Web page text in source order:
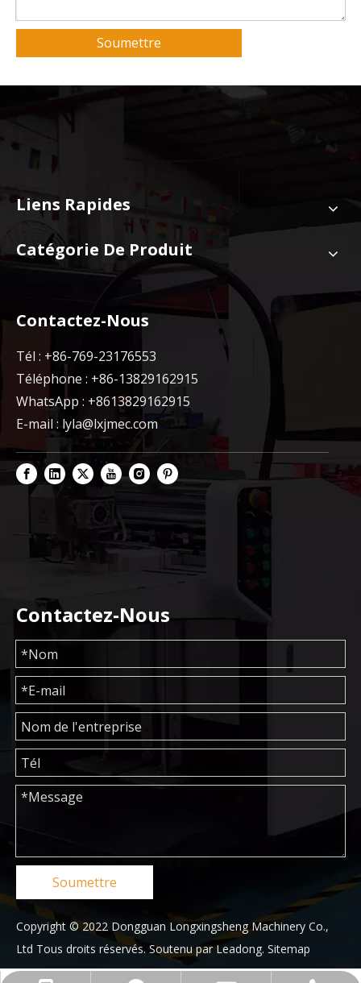
Soumettre
Liens Rapides
Catégorie De Produit
Contactez-Nous
Tél : +86-769-23176553
Téléphone : +86-13829162915
WhatsApp : +8613829162915
E-mail :lyla@lxjmec.com
Contactez-Nous
Soumettre
Copyright © 2022 Dongguan Longxingsheng Machinery Co.,
Ltd Tous droits réservés. Soutenu par Leadong. Sitemap